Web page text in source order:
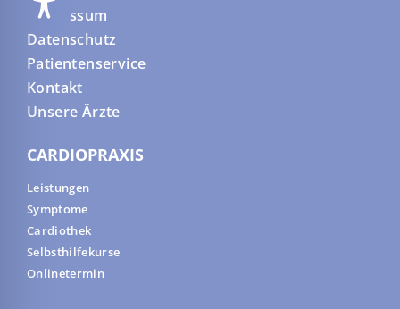
Impressum
Datenschutz
Patientenservice
Kontakt
Unsere Ärzte
CARDIOPRAXIS
Leistungen
Symptome
Cardiothek
Selbsthilfekurse
Onlinetermin